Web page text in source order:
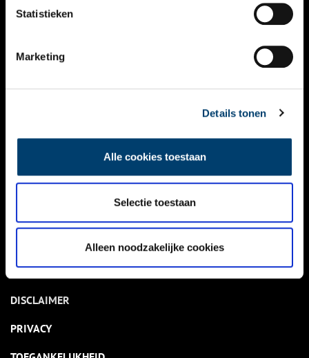
Statistieken
Marketing
Details tonen
Alle cookies toestaan
Selectie toestaan
Alleen noodzakelijke cookies
NIEUWS
KALENDER
ACTIVITEITEN
NIEUWSBRIEF
DISCLAIMER
PRIVACY